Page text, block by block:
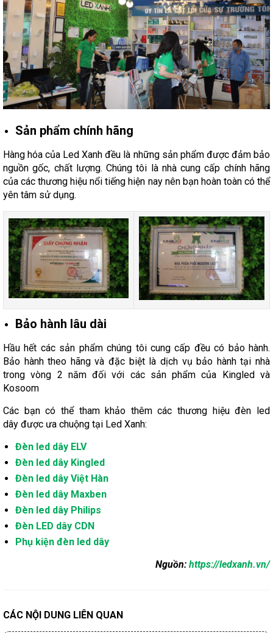
Sản phẩm chính hãng
Hàng hóa của Led Xanh đều là những sản phẩm được đảm bảo
nguồn gốc, chất lượng. Chúng tôi là nhà cung cấp chính hãng
của các thương hiệu nổi tiếng hiện nay nên bạn hoàn toàn có thể
yên tâm sử dụng.
Bảo hành lâu dài
Hầu hết các sản phẩm chúng tôi cung cấp đều có bảo hành.
Bảo hành theo hãng và đặc biệt là dịch vụ bảo hành tại nhà
trong vòng 2 năm đối với các sản phẩm của Kingled và
Kosoom
Các bạn có thể tham khảo thêm các thương hiệu đèn led
dây được ưa chuộng tại Led Xanh:
Đèn led dây ELV
Đèn led dây Kingled
Đèn led dây Việt Hàn
Đèn led dây Maxben
Đèn led dây Philips
Đèn LED dây CDN
Phụ kiện đèn led dây
Nguồn: https://ledxanh.vn/
CÁC NỘI DUNG LIÊN QUAN